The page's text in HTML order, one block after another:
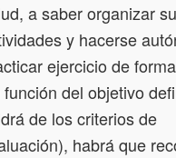
a saber organizar
y hacerse
ejercicio de
función del objetivo
de los criterios de
habrá que